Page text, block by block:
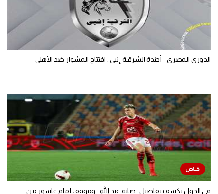
الدوري المصري - أجندة الشرقية إنبي.. افتتاح المشوار ضد الأهلي
في الجول يكشف تفاصيل إصابة عبد الله.. وموقف إمام عاشور من